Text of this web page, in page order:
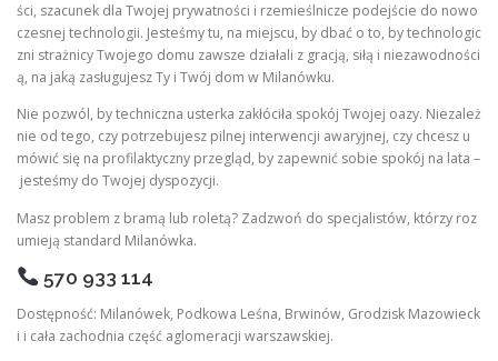
ści, szacunek dla Twojej prywatności i rzemieślnicze podejście do nowo
czesnej technologii. Jesteśmy tu, na miejscu, by dbać o to, by technologic
zni strażnicy Twojego domu zawsze działali z gracją, siłą i niezawodności
ą, na jaką zasługujesz Ty i Twój dom w Milanówku.
Nie pozwól, by techniczna usterka zakłóciła spokój Twojej oazy. Niezależ
nie od tego, czy potrzebujesz pilnej interwencji awaryjnej, czy chcesz u
mówić się na profilaktyczny przegląd, by zapewnić sobie spokój na lata –
jesteśmy do Twojej dyspozycji.
Masz problem z bramą lub roletą? Zadzwoń do specjalistów, którzy roz
umieją standard Milanówka.
570 933 114
Dostępność: Milanówek, Podkowa Leśna, Brwinów, Grodzisk Mazowieck
i i cała zachodnia część aglomeracji warszawskiej.